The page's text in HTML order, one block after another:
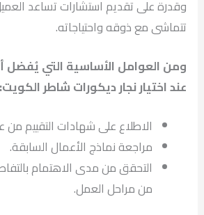
وقدرة على تقديم استشارات تساعد
تتماشى مع ذوقه واحتياجاته.
ومن العوامل الأساسية التي يُفضل
عند اختيار نجار ديكورات شاطر الكويت:
الاطلاع على شهادات التقييم من
مراجعة نماذج الأعمال السابقة.
التحقق من مدى الاهتمام
من مراحل العمل.